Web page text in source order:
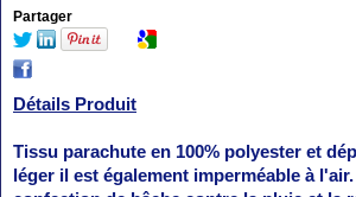
Partager
Détails Produit
Tissu parachute en 100% polyester et
léger il est également imperméable à